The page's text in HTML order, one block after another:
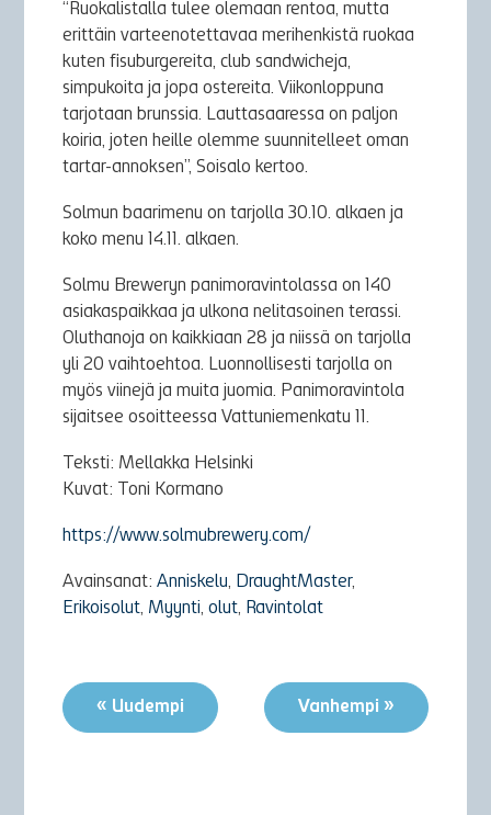
“Ruokalistalla tulee olemaan rentoa, mutta
erittäin varteenotettavaa merihenkistä ruokaa
kuten fisuburgereita, club sandwicheja,
simpukoita ja jopa ostereita. Viikonloppuna
tarjotaan brunssia. Lauttasaaressa on paljon
koiria, joten heille olemme suunnitelleet oman
tartar-annoksen”, Soisalo kertoo.
Solmun baarimenu on tarjolla 30.10. alkaen ja
koko menu 14.11. alkaen.
Solmu Breweryn panimoravintolassa on 140
asiakaspaikkaa ja ulkona nelitasoinen terassi.
Oluthanoja on kaikkiaan 28 ja niissä on tarjolla
yli 20 vaihtoehtoa. Luonnollisesti tarjolla on
myös viinejä ja muita juomia. Panimoravintola
sijaitsee osoitteessa Vattuniemenkatu 11.
Teksti: Mellakka Helsinki
Kuvat: Toni Kormano
https://www.solmubrewery.com/
Avainsanat:Anniskelu, DraughtMaster,
Erikoisolut, Myynti,olut, Ravintolat
Vanhempi »
« Uudempi